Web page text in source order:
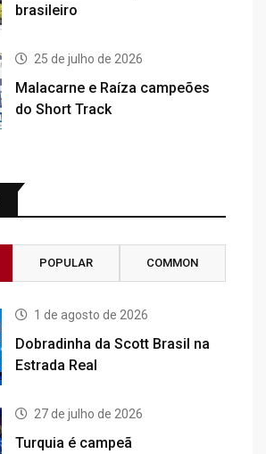
brasileiro
25 de julho de 2026
Malacarne e Raíza campeões
do Short Track
POPULAR COMMON
1 de agosto de 2026
Dobradinha da Scott Brasil na
Estrada Real
27 de julho de 2026
Turquia é campeã